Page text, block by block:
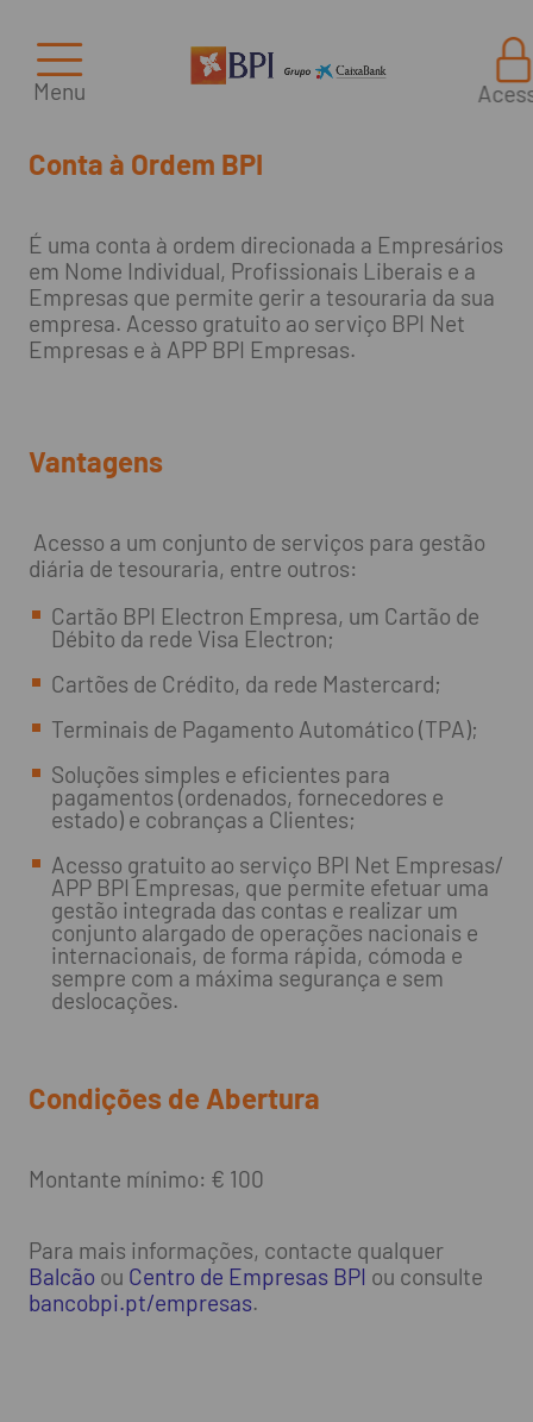
Menu
Conta à Ordem BPI
É uma conta à ordem direcionada a Empresários
em Nome Individual, Profissionais Liberais e a
Empresas que permite gerir a tesouraria da sua
empresa. Acesso gratuito ao serviço BPI Net
Empresas e à APP BPI Empresas.
Vantagens
Acesso a um conjunto de serviços para gestão
diária de tesouraria, entre outros:
Cartão BPI Electron Empresa, um Cartão de
Débito da rede Visa Electron;
Cartões de Crédito, da rede Mastercard;
Terminais de Pagamento Automático (TPA);
Soluções simples e eficientes para
pagamentos (ordenados, fornecedores e
estado) e cobranças a Clientes;
Acesso gratuito ao serviço BPI Net Empresas/
APP BPI Empresas, que permite efetuar uma
gestão integrada das contas e realizar um
conjunto alargado de operações nacionais e
internacionais, de forma rápida, cómoda e
sempre com a máxima segurança e sem
deslocações.
Condições de Abertura
Montante mínimo: € 100
Para mais informações, contacte qualquer
Balcão ou Centro de Empresas BPI ou consulte
bancobpi.pt/empresas.